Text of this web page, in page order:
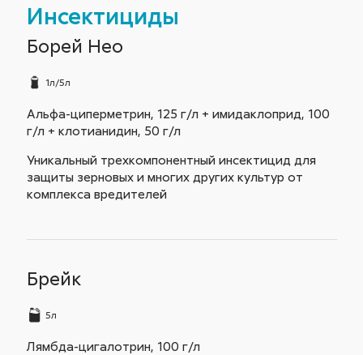
Инсектициды
Борей Нео
1л/5л
Альфа-циперметрин, 125 г/л + имидаклоприд, 100
г/л + клотианидин, 50 г/л
Уникальный трехкомпонентный инсектицид для
защиты зерновых и многих других культур от
комплекса вредителей
Брейк
5л
Лямбда-цигалотрин, 100 г/л